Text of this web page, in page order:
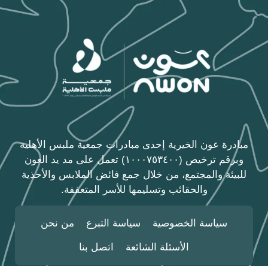
مبادرة عون الخيرية إحدى مبادرات جمعية ملبس الأهلية
وبرقم ترخيص (١٠٠٠٧٥٣٤٠٠) تعمل على مد يد العون
للبيئة والمجتمع، من خلال جمع فائض الملابس والأحذية
والحقائب وتسليمها للأسر المتعففة.
سياسة الخصوصية سياسة التبرع من نحن
الأسئلة الشائعة اتصل بنا